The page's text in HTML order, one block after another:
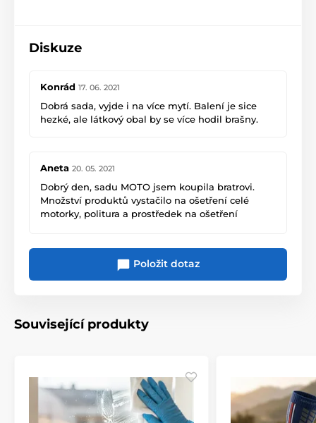
Diskuze
Konrád 17. 06. 2021
Dobrá sada, vyjde i na více mytí. Balení je sice
hezké, ale látkový obal by se více hodil brašny.
Aneta 20. 05. 2021
Dobrý den, sadu MOTO jsem koupila bratrovi.
Množství produktů vystačilo na ošetření celé
motorky, politura a prostředek na ošetření
Položit dotaz
Související produkty